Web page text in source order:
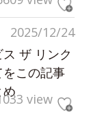
2025/12/24
ス ザ リンク
この記事
view